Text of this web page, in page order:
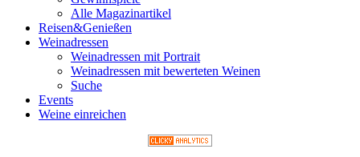
Alle Magazinartikel
Reisen&Genießen
Weinadressen
Weinadressen mit Portrait
Weinadressen mit bewerteten Weinen
Suche
Events
Weine einreichen